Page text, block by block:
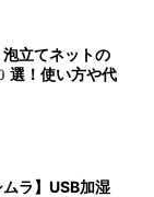
泡立てネットの
！使い方や代
ムラ】USB加湿